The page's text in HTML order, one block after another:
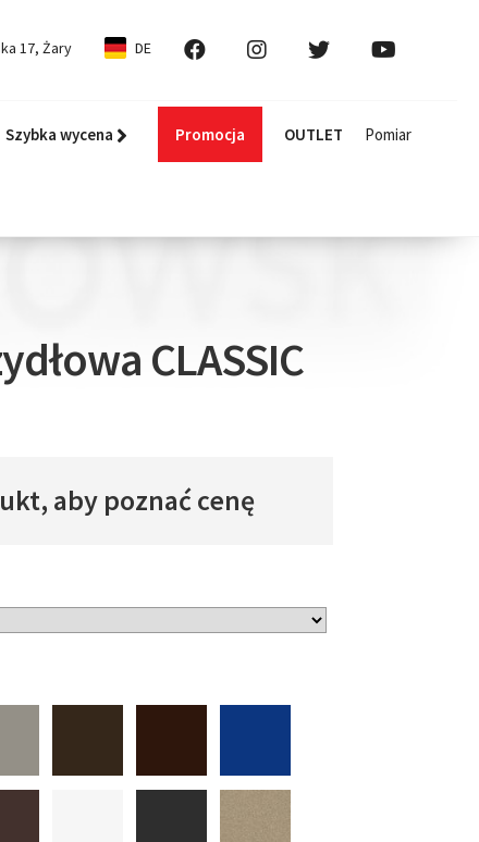
17, Żary DE
Szybka wycena Promocja OUTLET Pomiar
CLASSIC
aby poznać cenę